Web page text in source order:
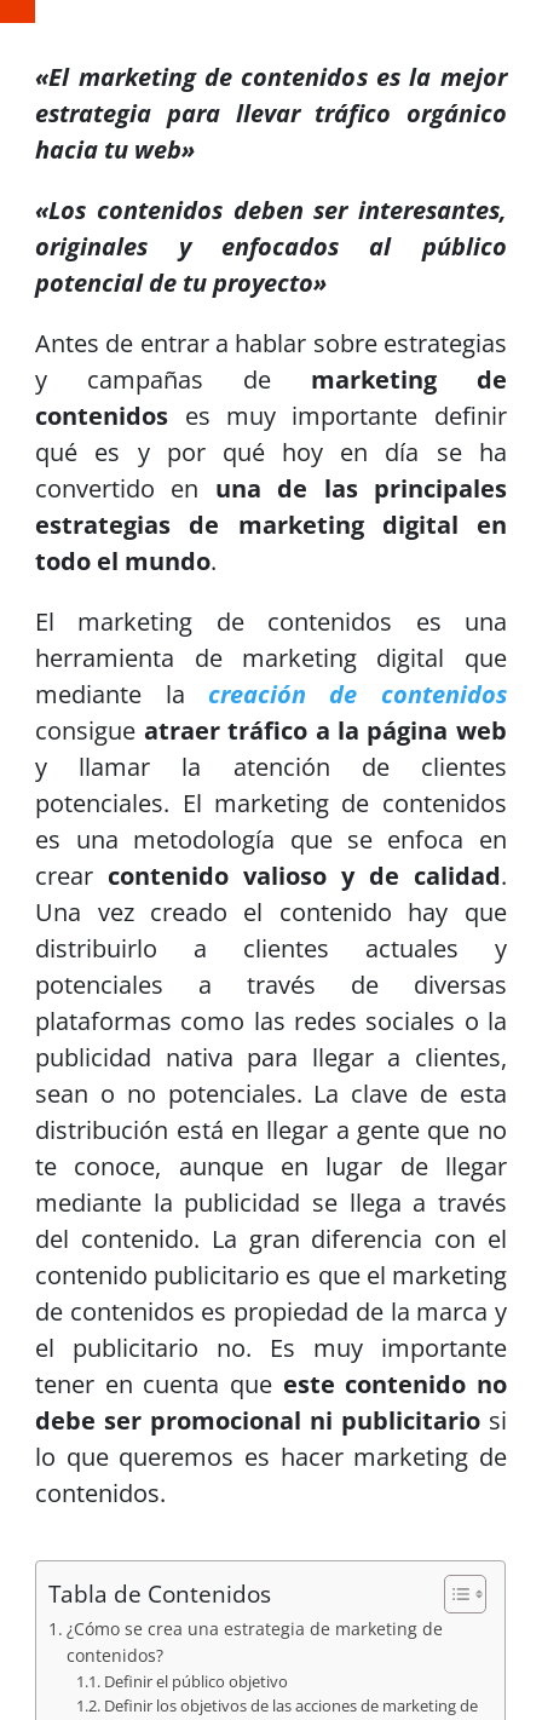
«El marketing de contenidos es la mejor
estrategia para llevar tráfico orgánico
hacia tu web»
«Los contenidos deben ser interesantes,
originales y enfocados al público
potencial de tu proyecto»
Antes de entrar a hablar sobre estrategias
y campañas de marketing de
contenidos es muy importante definir
qué es y por qué hoy en día se ha
convertido en una de las principales
estrategias de marketing digital en
todo el mundo.
El marketing de contenidos es una
herramienta de marketing digital que
mediante la creación de contenidos
consigue atraer tráfico a la página web
y llamar la atención de clientes
potenciales. El marketing de contenidos
es una metodología que se enfoca en
crear contenido valioso y de calidad.
Una vez creado el contenido hay que
distribuirlo a clientes actuales y
potenciales a través de diversas
plataformas como las redes sociales o la
publicidad nativa para llegar a clientes,
sean o no potenciales. La clave de esta
distribución está en llegar a gente que no
te conoce, aunque en lugar de llegar
mediante la publicidad se llega a través
del contenido. La gran diferencia con el
contenido publicitario es que el marketing
de contenidos es propiedad de la marca y
el publicitario no. Es muy importante
tener en cuenta que este contenido no
debe ser promocional ni publicitariosi
lo que queremos es hacer marketing de
contenidos.
Tabla de Contenidos
¿Cómo se crea una estrategia de marketing de
contenidos?
Definir el público objetivo
Definir los objetivos de las acciones de marketing de